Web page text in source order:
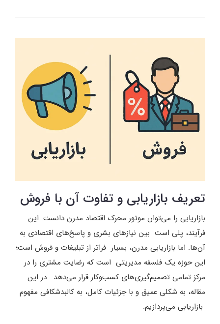
تعریف بازاریابی و تفاوت آن با فروش
بازاریابی را می‌توان موتور محرک اقتصاد مدرن دانست. این
فرآیند، پلی است بین نیازهای بشری و پاسخ‌های اقتصادی به
آن‌ها. اما بازاریابی مدرن، بسیار فراتر از تبلیغات و فروش است؛
این حوزه یک فلسفه مدیریتی است که رضایت مشتری را در
مرکز تمامی تصمیم‌گیری‌های کسب‌وکار قرار می‌دهد. در این
مقاله، به شکلی عمیق و با جزئیات کامل، به کالبدشکافی مفهوم
بازاریابی می‌پردازیم.